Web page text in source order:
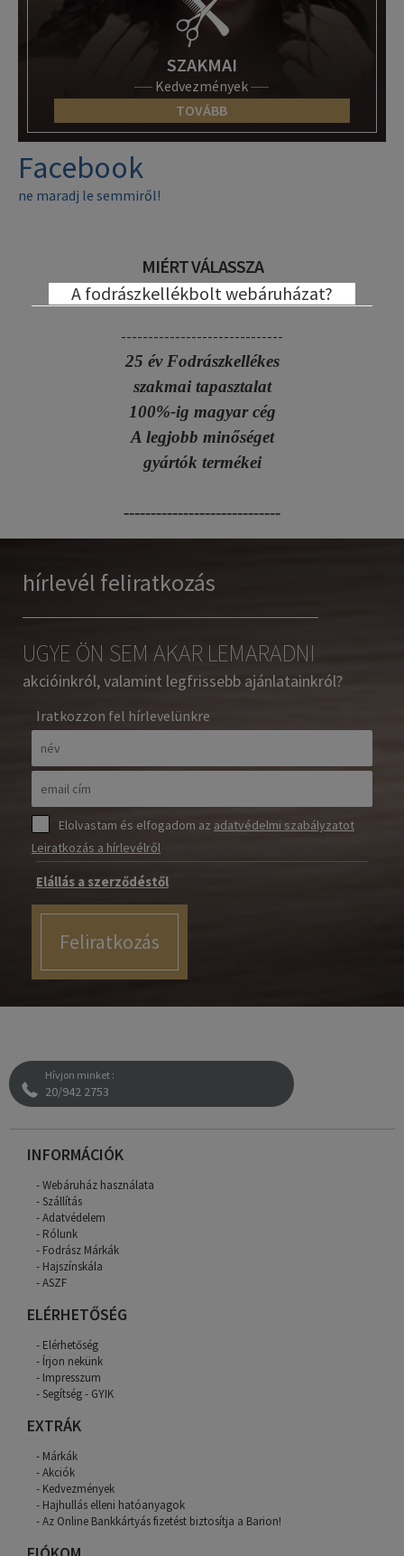
SZAKMAI
Kedvezmények
TOVÁBB
Facebook
ne maradj le semmiről!
MIÉRT VÁLASSZA
A fodrászkellékbolt webáruházat?
------------------------------
25 év Fodrászkellékes
szakmai tapasztalat
100%-ig magyar cég
A legjobb minőséget
gyártók termékei
-----------------------------
hírlevél feliratkozás
UGYE ÖN SEM AKAR LEMARADNI
akcióinkról, valamint legfrissebb ajánlatainkról?
Iratkozzon fel hírlevelünkre
Elolvastam és elfogadom az adatvédelmi szabályzatot
Leiratkozás a hírlevélről
Elállás a szerződéstől
Feliratkozás
Hívjon minket :
20/942 2753
INFORMÁCIÓK
Webáruház használata
Szállítás
Adatvédelem
Rólunk
Fodrász Márkák
Hajszínskála
ASZF
ELÉRHETŐSÉG
Elérhetőség
Írjon nekünk
Impresszum
Segítség - GYIK
EXTRÁK
Márkák
Akciók
Kedvezmények
Hajhullás elleni hatóanyagok
Az Online Bankkártyás fizetést biztosítja a Barion!